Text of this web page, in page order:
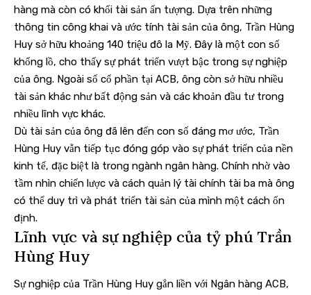
hàng mà còn có khối tài sản ấn tượng. Dựa trên những
thông tin công khai và ước tính tài sản của ông, Trần Hùng
Huy sở hữu khoảng 140 triệu đô la Mỹ. Đây là một con số
khổng lồ, cho thấy sự phát triển vượt bậc trong sự nghiệp
của ông. Ngoài số cổ phần tại ACB, ông còn sở hữu nhiều
tài sản khác như bất động sản và các khoản đầu tư trong
nhiều lĩnh vực khác.
Dù tài sản của ông đã lên đến con số đáng mơ ước, Trần
Hùng Huy vẫn tiếp tục đóng góp vào sự phát triển của nền
kinh tế, đặc biệt là trong ngành ngân hàng. Chính nhờ vào
tầm nhìn chiến lược và cách quản lý tài chính tài ba mà ông
có thể duy trì và phát triển tài sản của mình một cách ổn
định.
Lĩnh vực và sự nghiệp của tỷ phú Trần
Hùng Huy
Sự nghiệp của Trần Hùng Huy gắn liền với Ngân hàng ACB,